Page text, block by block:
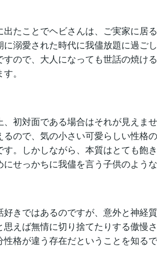
出たことでヘビさんは、ご実家に居
に溺愛された時代に我儘放題に過ご
すので、大人になっても世話の焼け
。
、初対面である場合はそれが見えま
るので、気の小さい可愛らしい性格
す。しかしながら、本質はとても飽
にせっかちに我儘を言う子供のよう
好きではあるのですが、意外と神経
思えば無情に切り捨てたりする傲慢
性格が違う存在だということを知るで